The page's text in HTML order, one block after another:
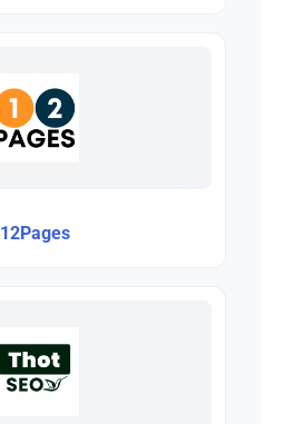
12Pages